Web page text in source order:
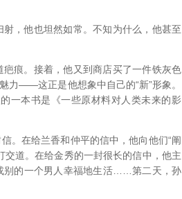
，他也坦然如常。不知为什么，他甚至
痕。接着，他又到商店买了一件铁灰色
力——这正是他想象中自己的“新”形象。
一本书是《一些原材料对人类未来的影
。在给兰香和仲平的信中，他向他们“阐
道。在给金秀的一封很长的信中，他主
别的一个男人幸福地生活……第二天，孙